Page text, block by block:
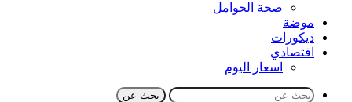
صحة الحوامل
موضة
ديكورات
اقتصادي
اسعار اليوم
بحث عن